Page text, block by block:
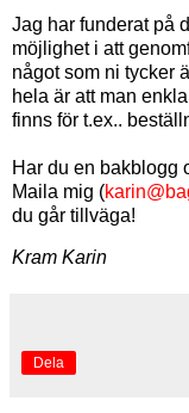
Jag har funderat på
möjlighet i att
något som ni tycker
hela är att man
finns för t.ex..
Har du en bakblogg
Maila mig (
du går tillväga!
Kram Karin
Dela